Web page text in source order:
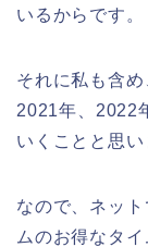
いるからです。
それに私も含
2021年、2022
いくことと思い
なので、ネッ
ムのお得なタ